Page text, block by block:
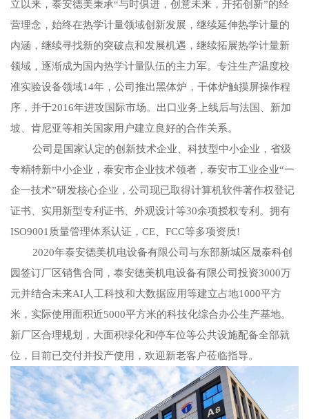
立以来，泰安德美秉承“与时俱进，创意未来，开拓创新”的经
营理念，始终在热学计量领域创新发展，继续延伸热学计量的
内涵，继续寻找新的突破点和发展机遇，继续拓展热学计量新
领域，逐渐成为国内热学计量队伍的主力军。专注生产温度校
准实验设备领域14年，公司推出黑体炉，干体炉触摸屏操作程
序，并于2016年进攻国际市场。出口业务上线后与法国、新加
坡、肯尼亚等相关国家用户建立良好的合作关系。
公司是国家认定的创新技术企业、科技型中小企业，省级
专精特新中小企业，泰安市企业技术领者，泰安市工业企业“一
企一技术”研发核心企业，公司现已取得计算机软件著作权登记
证书、实用新型专利证书、外观设计等30余项授权专利。拥有
ISO9001质量管理体系认证，CE、FCC等多项资质!
2020年泰安德美机电设备有限公司与东部新城区晟泰科创
园签订厂区销售合同，泰安德美机电设备有限公司投资3000万
元并结合未来AI人工科技和大数据应用等建立占地1000平方
米，实际使用面积近5000平方米的科技化综合办公生产基地。
新厂区合理规划，大面积绿化和停车位等公共设施配备全部就
位，目前已交付并投产使用，欢迎新老客户莅临指导。